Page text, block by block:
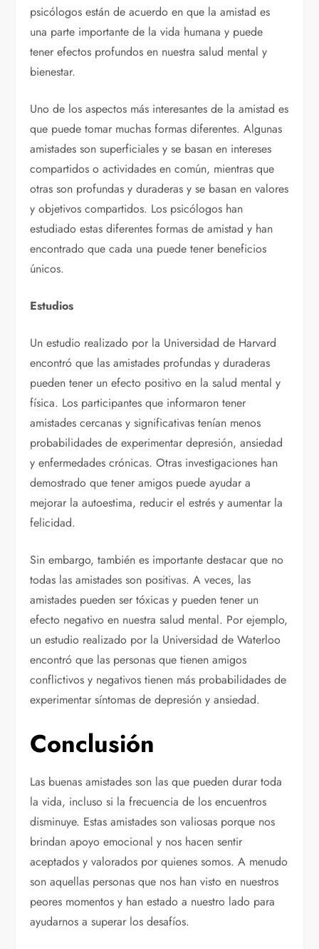
psicólogos están de acuerdo en que la amistad es
una parte importante de la vida humana y puede
tener efectos profundos en nuestra salud mental y
bienestar.
Uno de los aspectos más interesantes de la amistad es
que puede tomar muchas formas diferentes. Algunas
amistades son superficiales y se basan en intereses
compartidos o actividades en común, mientras que
otras son profundas y duraderas y se basan en valores
y objetivos compartidos. Los psicólogos han
estudiado estas diferentes formas de amistad y han
encontrado que cada una puede tener beneficios
únicos.
Estudios
Un estudio realizado por la Universidad de Harvard
encontró que las amistades profundas y duraderas
pueden tener un efecto positivo en la salud mental y
física. Los participantes que informaron tener
amistades cercanas y significativas tenían menos
probabilidades de experimentar depresión, ansiedad
y enfermedades crónicas. Otras investigaciones han
demostrado que tener amigos puede ayudar a
mejorar la autoestima, reducir el estrés y aumentar la
felicidad.
Sin embargo, también es importante destacar que no
todas las amistades son positivas. A veces, las
amistades pueden ser tóxicas y pueden tener un
efecto negativo en nuestra salud mental. Por ejemplo,
un estudio realizado por la Universidad de Waterloo
encontró que las personas que tienen amigos
conflictivos y negativos tienen más probabilidades de
experimentar síntomas de depresión y ansiedad.
Conclusión
Las buenas amistades son las que pueden durar toda
la vida, incluso si la frecuencia de los encuentros
disminuye. Estas amistades son valiosas porque nos
brindan apoyo emocional y nos hacen sentir
aceptados y valorados por quienes somos. A menudo
son aquellas personas que nos han visto en nuestros
peores momentos y han estado a nuestro lado para
ayudarnos a superar los desafíos.